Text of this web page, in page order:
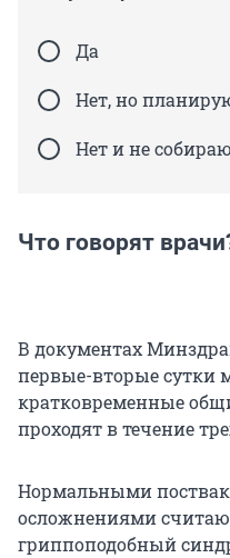
Да
Нет, но
Нет и не
Что говорят
В документах
первые-вторые сутки
кратковременные
проходят в течение
Нормальными
осложнениями
гриппоподобный